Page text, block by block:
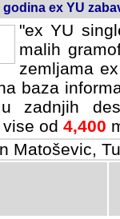
ex YU
"ex YU
malih
zemljama
baza
zadnjih
od 4,400
Matoševic,